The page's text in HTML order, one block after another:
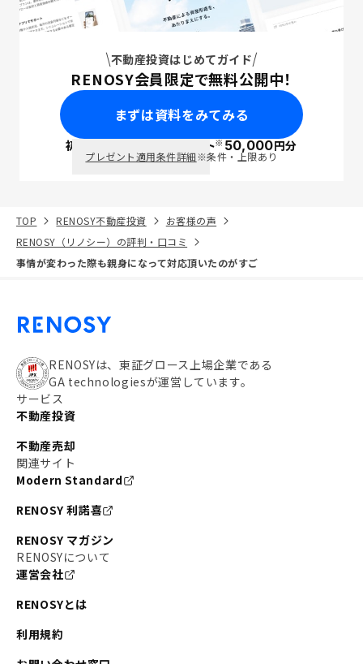
不動産投資はじめてガイド
RENOSY会員限定で無料公開中！
まずは資料をみてみる
初回面談で ポイント※50,000円分
プレゼント適用条件詳細※条件・上限あり
TOP RENOSY不動産投資
お客様の声
RENOSY（リノシー）の評判・口コミ
事情が変わった際も親身になって対応頂いたのがすご
RENOSYは、東証グロース上場企業である
GA technologiesが運営しています。
サービス
不動産投資
不動産売却
関連サイト
Modern Standard
RENOSY 利諾喜
RENOSY マガジン
RENOSYについて
運営会社
RENOSYとは
利用規約